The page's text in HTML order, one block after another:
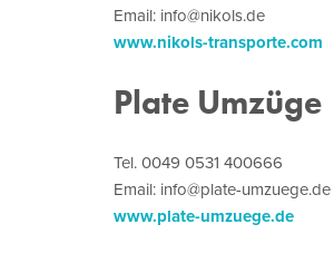
Email: info@nikols.de
www.nikols-transporte.com
Plate Umzüge
Tel. 0049 0531 400666
Email: info@plate-umzuege.de
www.plate-umzuege.de